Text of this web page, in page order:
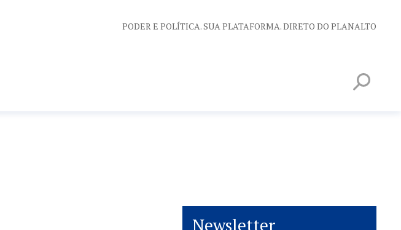
PODER E POLÍTICA. SUA PLATAFORMA. DIRETO DO PLANALTO
Newsletter